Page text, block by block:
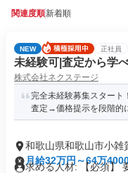
関連度順新着順
NEW 正社員
未経験可|査定から学
株式会社ネクステージ
完全未経験募集スター
査定→価格提示を段階的
和歌山県和歌山市小雑
月給32万円～64万
求める人材: 【必須】